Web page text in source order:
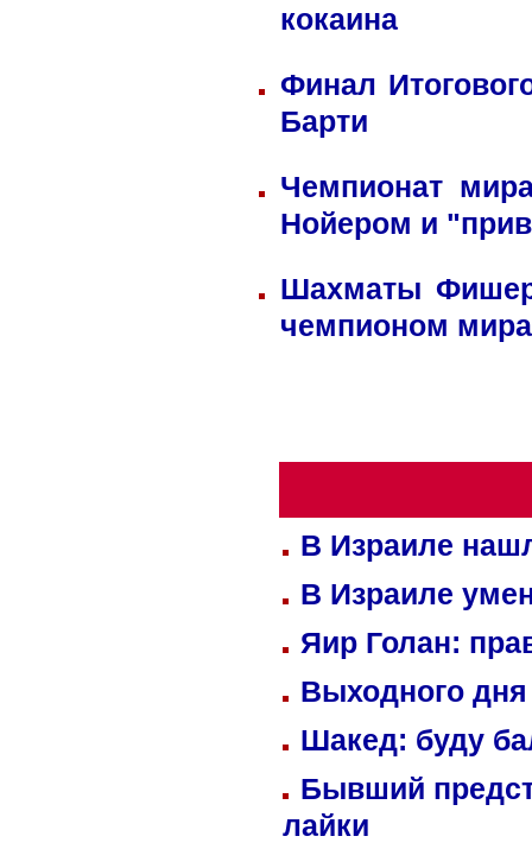
кокаина
Финал
Барти
Чемпионат
Нойером и
Шахматы
чемпионом мира
В Израиле
В Израиле
Яир Голан:
Выходного
Шакед: буду
Бывший
лайки